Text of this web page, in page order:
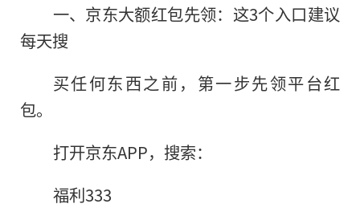
一、京东大额红包先领：这3个入口建议
每天搜
买任何东西之前，第一步先领平台红
包。
打开京东APP，搜索：
福利333